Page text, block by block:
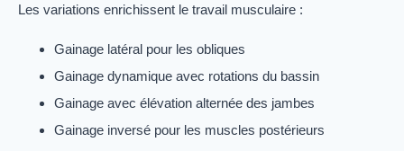
Les variations enrichissent le travail musculaire :
Gainage latéral pour les obliques
Gainage dynamique avec rotations du bassin
Gainage avec élévation alternée des jambes
Gainage inversé pour les muscles postérieurs